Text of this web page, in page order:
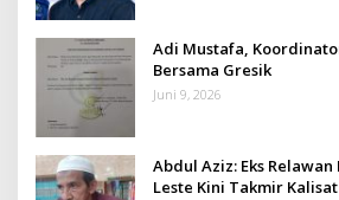
Adi Mustafa,
Bersama Gresik
Juni 9, 2026
Abdul Aziz: Eks
Leste Kini Takmir Kalisat